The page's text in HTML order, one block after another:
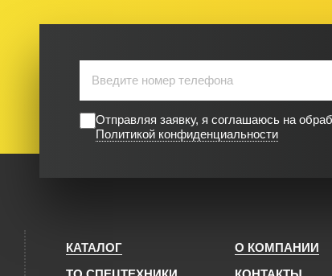
Отправляя заявку, я соглашаюсь на
Политикой конфиденциальности
КАТАЛОГ
О КОМПАНИИ